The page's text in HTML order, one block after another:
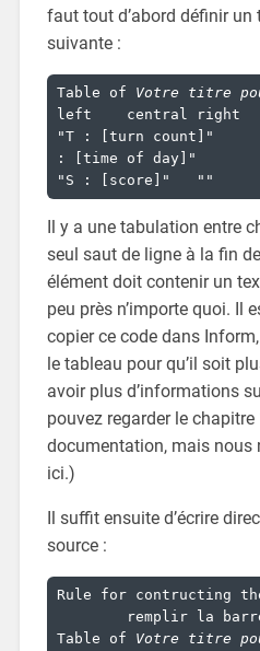
faut tout d’abord définir un
suivante :
Table of Votre titre
left	central	right
"T : [turn count]"	"[location]"	"H
: [time of day]"
Il y a une tabulation entre
seul saut de ligne à la fin
élément doit contenir un
peu près n’importe quoi. Il
copier ce code dans
le tableau pour qu’il soit
avoir plus d’informations
pouvez regarder le chapitre
documentation, mais nous
ici.)
Il suffit ensuite d’écrire
source :
Rule for contructing
Table of Votre titre